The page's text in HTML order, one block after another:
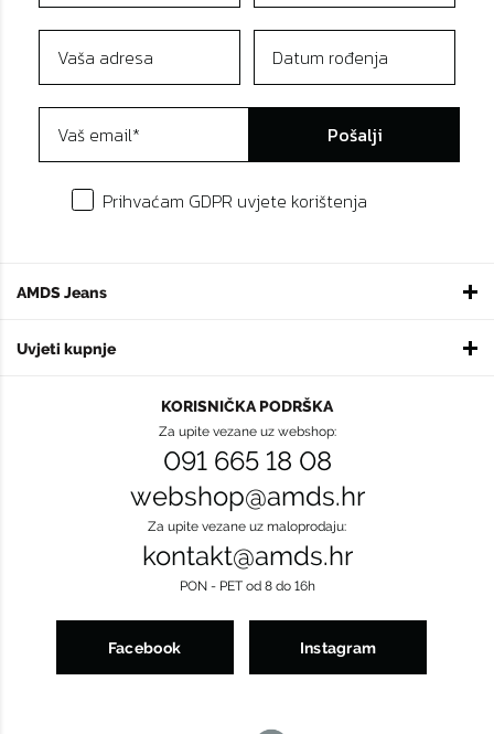
AMDS Jeans
Uvjeti kupnje
Pošalji
Prihvaćam GDPR uvjete korištenja
KORISNIČKA PODRŠKA
Za upite vezane uz webshop:
091 665 18 08
webshop@amds.hr
Za upite vezane uz maloprodaju:
kontakt@amds.hr
PON - PET od 8 do 16h
Facebook Instagram